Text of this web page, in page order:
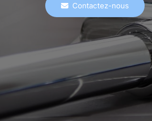
Contactez-nous